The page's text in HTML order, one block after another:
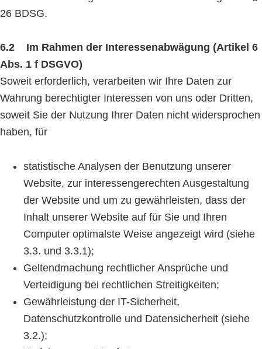
26 BDSG.
6.2 Im Rahmen der Interessenabwägung (Artikel 6
Abs. 1 f DSGVO)
Soweit erforderlich, verarbeiten wir Ihre Daten zur
Wahrung berechtigter Interessen von uns oder Dritten,
soweit Sie der Nutzung Ihrer Daten nicht widersprochen
haben, für
statistische Analysen der Benutzung unserer
Website, zur interessengerechten Ausgestaltung
der Website und um zu gewährleisten, dass der
Inhalt unserer Website auf für Sie und Ihren
Computer optimalste Weise angezeigt wird (siehe
3.3. und 3.3.1);
Geltendmachung rechtlicher Ansprüche und
Verteidigung bei rechtlichen Streitigkeiten;
Gewährleistung der IT-Sicherheit,
Datenschutzkontrolle und Datensicherheit (siehe
3.2.);